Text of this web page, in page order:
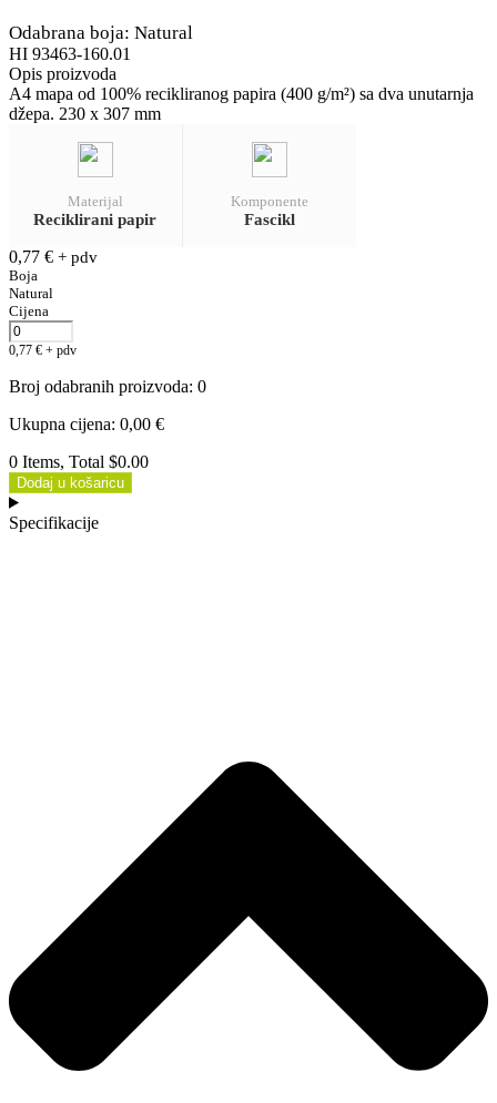
Odabrana boja: Natural
HI 93463-160.01
Opis proizvoda
A4 mapa od 100% recikliranog papira (400 g/m²) sa dva unutarnja
džepa. 230 x 307 mm
Materijal
Reciklirani papir
Komponente
Fascikl
0,77 € + pdv
Boja
Natural
Cijena
0,77 € + pdv
Broj odabranih proizvoda: 0
Ukupna cijena: 0,00 €
0 Items, Total $0.00
Dodaj u košaricu
Specifikacije